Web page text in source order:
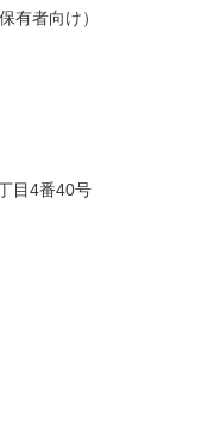
有者向け）
目4番40号